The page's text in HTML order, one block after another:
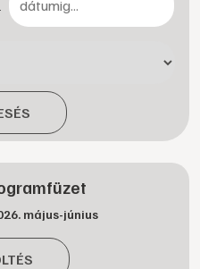
május-június